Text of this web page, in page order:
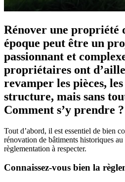
Rénover une propriété
époque peut être un
passionnant et
propriétaires ont
revamper les pièces,
structure, mais sans
Comment s’y prendre ?
Tout d’abord, il est essentiel de bien
rénovation de bâtiments historiques
règlementation à respecter.
Connaissez-vous bien la